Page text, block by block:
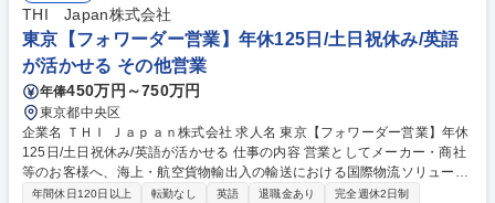
ご提案。また、定期検査における見積についても、本社の技師と連携を取
り、見積対応頂きます。■その他、受注案件の日程管理、船主様との情報
交換内容をレポート作成など。 募集職種 ※急募【東京都港区/営業職】ノ
ルマ無/転勤無/海外連携・英語使用◎/年休126日
THI Japan株式会社
東京【フォワーダー営業】年休125日/土日祝休み/英語
が活かせる その他営業
年俸450万円～750万円
東京都中央区
企業名 ＴＨＩ Ｊａｐａｎ株式会社 求人名 東京【フォワーダー営業】年休
125日/土日祝休み/英語が活かせる 仕事の内容 営業としてメーカー・商社
等のお客様へ、海上・航空貨物輸出入の輸送における国際物流ソリューシ
ョンを行います。現在輸出入されている商品のトレンド等をリサーチし、
年間休日120日以上 転勤なし 英語 退職金あり
完全週休2日制